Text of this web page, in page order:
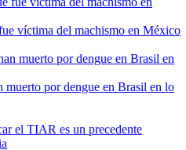
víctima del machismo en México
muerto por dengue en Brasil en lo